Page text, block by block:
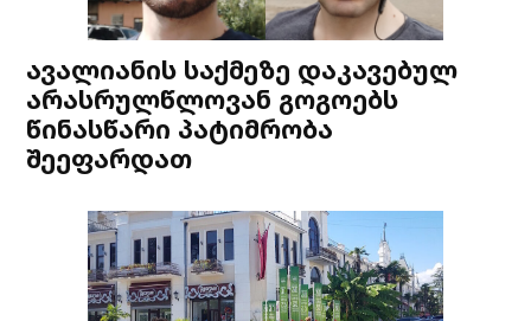
ავალიანის საქმეზე დაკავებულ
არასრულწლოვან გოგოებს
წინასწარი პატიმრობა
შეეფარდათ